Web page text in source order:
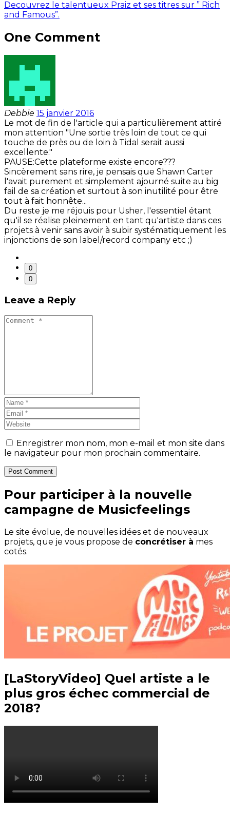
Decouvrez le talentueux Praiz et ses titres sur ” Rich
and Famous”.
One Comment
Debbie 15 janvier 2016
Le mot de fin de l'article qui a particulièrement attiré
mon attention "Une sortie très loin de tout ce qui
touche de près ou de loin à Tidal serait aussi
excellente."
PAUSE:Cette plateforme existe encore???
Sincèrement sans rire, je pensais que Shawn Carter
l'avait purement et simplement ajourné suite au big
fail de sa création et surtout à son inutilité pour être
tout à fait honnête...
Du reste je me réjouis pour Usher, l'essentiel étant
qu'il se réalise pleinement en tant qu'artiste dans ces
projets à venir sans avoir à subir systématiquement les
injonctions de son label/record company etc ;)
0
0
Leave a Reply
Enregistrer mon nom, mon e-mail et mon site dans
le navigateur pour mon prochain commentaire.
Post Comment
Pour participer à la nouvelle
campagne de Musicfeelings
Le site évolue, de nouvelles idées et de nouveaux
projets, que je vous propose de concrétiser à mes
cotés.
[LaStoryVideo] Quel artiste a le
plus gros échec commercial de
2018?